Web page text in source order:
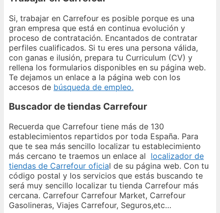
Si, trabajar en Carrefour es posible porque es una
gran empresa que está en continua evolución y
proceso de contratación. Encantados de contratar
perfiles cualificados. Si tu eres una persona válida,
con ganas e ilusión, prepara tu Curriculum (CV) y
rellena los formularios disponibles en su página web.
Te dejamos un enlace a la página web con los
accesos de búsqueda de empleo.
Buscador de tiendas Carrefour
Recuerda que Carrefour tiene más de 130
establecimientos repartidos por toda España. Para
que te sea más sencillo localizar tu establecimiento
más cercano te traemos un enlace al localizador de
tiendas de Carrefour oficial de su página web. Con tu
código postal y los servicios que estás buscando te
será muy sencillo localizar tu tienda Carrefour más
cercana. Carrefour Carrefour Market, Carrefour
Gasolineras, Viajes Carrefour, Seguros,etc…